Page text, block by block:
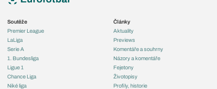
Soutěže
Premier League
LaLiga
Serie A
1. Bundesliga
Ligue 1
Chance Liga
Niké liga
Články
Aktuality
Previews
Komentáře a souhrny
Názory a komentáře
Fejetony
Životopisy
Profily, historie